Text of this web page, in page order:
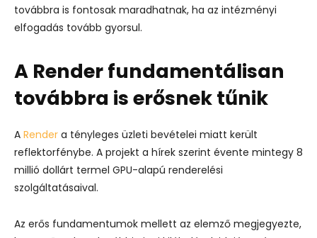
továbbra is fontosak maradhatnak, ha az intézményi
elfogadás tovább gyorsul.
A Render fundamentálisan
továbbra is erősnek tűnik
A Render a tényleges üzleti bevételei miatt került
reflektorfénybe. A projekt a hírek szerint évente mintegy 8
millió dollárt termel GPU-alapú renderelési
szolgáltatásaival.
Az erős fundamentumok mellett az elemző megjegyezte,